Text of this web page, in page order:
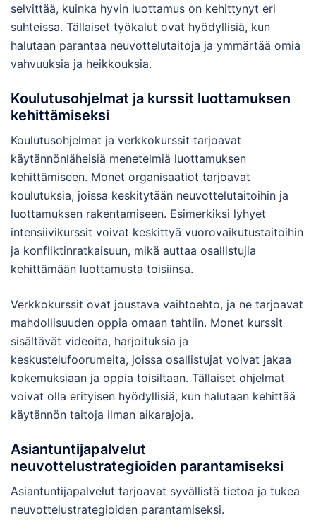
selvittää, kuinka hyvin luottamus on kehittynyt eri
suhteissa. Tällaiset työkalut ovat hyödyllisiä, kun
halutaan parantaa neuvottelutaitoja ja ymmärtää omia
vahvuuksia ja heikkouksia.
Koulutusohjelmat ja kurssit luottamuksen
kehittämiseksi
Koulutusohjelmat ja verkkokurssit tarjoavat
käytännönläheisiä menetelmiä luottamuksen
kehittämiseen. Monet organisaatiot tarjoavat
koulutuksia, joissa keskitytään neuvottelutaitoihin ja
luottamuksen rakentamiseen. Esimerkiksi lyhyet
intensiivikurssit voivat keskittyä vuorovaikutustaitoihin
ja konfliktinratkaisuun, mikä auttaa osallistujia
kehittämään luottamusta toisiinsa.
Verkkokurssit ovat joustava vaihtoehto, ja ne tarjoavat
mahdollisuuden oppia omaan tahtiin. Monet kurssit
sisältävät videoita, harjoituksia ja
keskustelufoorumeita, joissa osallistujat voivat jakaa
kokemuksiaan ja oppia toisiltaan. Tällaiset ohjelmat
voivat olla erityisen hyödyllisiä, kun halutaan kehittää
käytännön taitoja ilman aikarajoja.
Asiantuntijapalvelut
neuvottelustrategioiden parantamiseksi
Asiantuntijapalvelut tarjoavat syvällistä tietoa ja tukea
neuvottelustrategioiden parantamiseksi.